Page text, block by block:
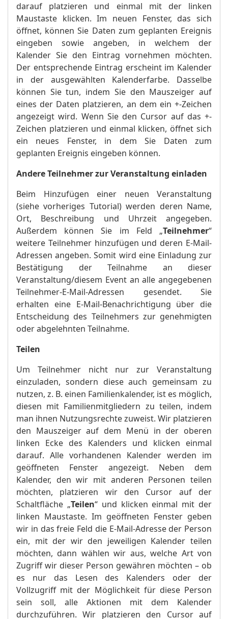
darauf platzieren und einmal mit der linken
Maustaste klicken. Im neuen Fenster, das sich
öffnet, können Sie Daten zum geplanten Ereignis
eingeben sowie angeben, in welchem ​​der
Kalender Sie den Eintrag vornehmen möchten.
Der entsprechende Eintrag erscheint im Kalender
in der ausgewählten Kalenderfarbe. Dasselbe
können Sie tun, indem Sie den Mauszeiger auf
eines der Daten platzieren, an dem ein +-Zeichen
angezeigt wird. Wenn Sie den Cursor auf das +-
Zeichen platzieren und einmal klicken, öffnet sich
ein neues Fenster, in dem Sie Daten zum
geplanten Ereignis eingeben können.
Andere Teilnehmer zur Veranstaltung einladen
Beim Hinzufügen einer neuen Veranstaltung
(siehe vorheriges Tutorial) werden deren Name,
Ort, Beschreibung und Uhrzeit angegeben.
Außerdem können Sie im Feld „Teilnehmer“
weitere Teilnehmer hinzufügen und deren E-Mail-
Adressen angeben. Somit wird eine Einladung zur
Bestätigung der Teilnahme an dieser
Veranstaltung/diesem Event an alle angegebenen
Teilnehmer-E-Mail-Adressen gesendet. Sie
erhalten eine E-Mail-Benachrichtigung über die
Entscheidung des Teilnehmers zur genehmigten
oder abgelehnten Teilnahme.
Teilen
Um Teilnehmer nicht nur zur Veranstaltung
einzuladen, sondern diese auch gemeinsam zu
nutzen, z. B. einen Familienkalender, ist es möglich,
diesen mit Familienmitgliedern zu teilen, indem
man ihnen Nutzungsrechte zuweist. Wir platzieren
den Mauszeiger auf dem Menü in der oberen
linken Ecke des Kalenders und klicken einmal
darauf. Alle vorhandenen Kalender werden im
geöffneten Fenster angezeigt. Neben dem
Kalender, den wir mit anderen Personen teilen
möchten, platzieren wir den Cursor auf der
Schaltfläche „Teilen“ und klicken einmal mit der
linken Maustaste. Im geöffneten Fenster geben
wir in das freie Feld die E-Mail-Adresse der Person
ein, mit der wir den jeweiligen Kalender teilen
möchten, dann wählen wir aus, welche Art von
Zugriff wir dieser Person gewähren möchten – ob
es nur das Lesen des Kalenders oder der
Vollzugriff mit der Möglichkeit für diese Person
sein soll, alle Aktionen mit dem Kalender
durchzuführen. Wir platzieren den Cursor auf